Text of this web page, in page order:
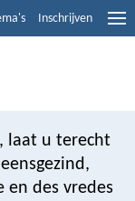
Inschrijven
laat u terecht
en des vredes